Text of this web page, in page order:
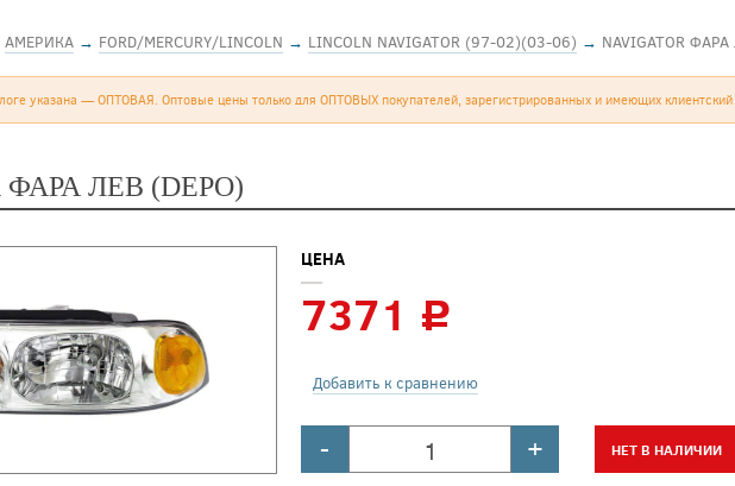
АМЕРИКА → FORD/MERCURY/LINCOLN → LINCOLN NAVIGATOR (97-02)(03-06) → NAVIGATOR ФАРА
указана — ОПТОВАЯ. Оптовые цены только для ОПТОВЫХ покупателей, зарегистрированных и имеющих
ФАРА ЛЕВ (DEPO)
ЦЕНА
7371 c
Добавить к сравнению
- + НЕТ В НАЛИЧИИ